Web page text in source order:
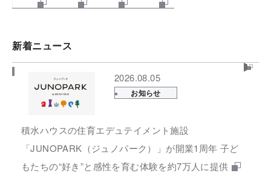
新着ニュース
2026.08.05
お知らせ
積水ハウスの住育エデュテイメント施設
「JUNOPARK（ジュノパーク）」が開業1周年 子ど
もたちの“好き”と感性を育む体験を約7万人に提供